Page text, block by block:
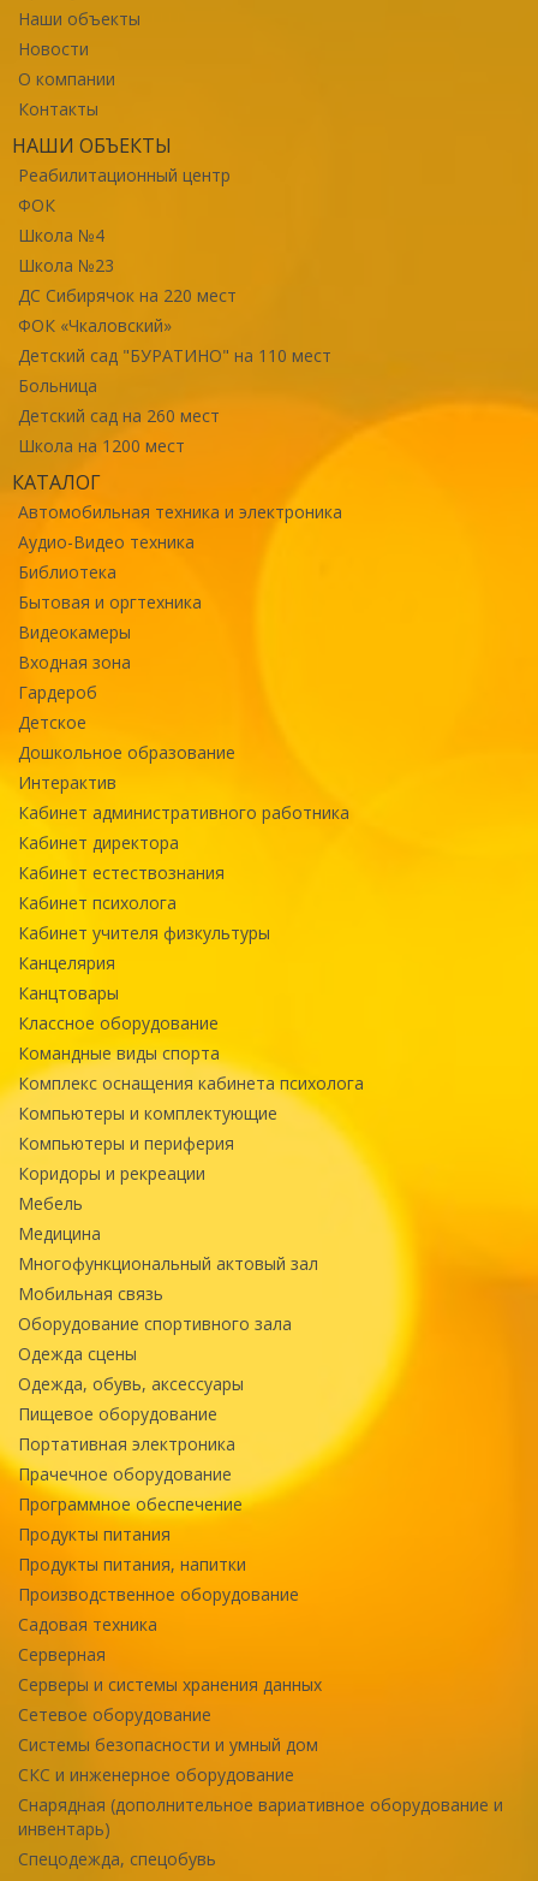
Наши объекты
Новости
О компании
Контакты
НАШИ ОБЪЕКТЫ
Реабилитационный центр
ФОК
Школа №4
Школа №23
ДС Сибирячок на 220 мест
ФОК «Чкаловский»
Детский сад "БУРАТИНО" на 110 мест
Больница
Детский сад на 260 мест
Школа на 1200 мест
КАТАЛОГ
Автомобильная техника и электроника
Аудио-Видео техника
Библиотека
Бытовая и оргтехника
Видеокамеры
Входная зона
Гардероб
Детское
Дошкольное образование
Интерактив
Кабинет административного работника
Кабинет директора
Кабинет естествознания
Кабинет психолога
Кабинет учителя физкультуры
Канцелярия
Канцтовары
Классное оборудование
Командные виды спорта
Комплекс оснащения кабинета психолога
Компьютеры и комплектующие
Компьютеры и периферия
Коридоры и рекреации
Мебель
Медицина
Многофункциональный актовый зал
Мобильная связь
Оборудование спортивного зала
Одежда сцены
Одежда, обувь, аксессуары
Пищевое оборудование
Портативная электроника
Прачечное оборудование
Программное обеспечение
Продукты питания
Продукты питания, напитки
Производственное оборудование
Садовая техника
Серверная
Серверы и системы хранения данных
Сетевое оборудование
Системы безопасности и умный дом
СКС и инженерное оборудование
Снарядная (дополнительное вариативное оборудование и
инвентарь)
Спецодежда, спецобувь